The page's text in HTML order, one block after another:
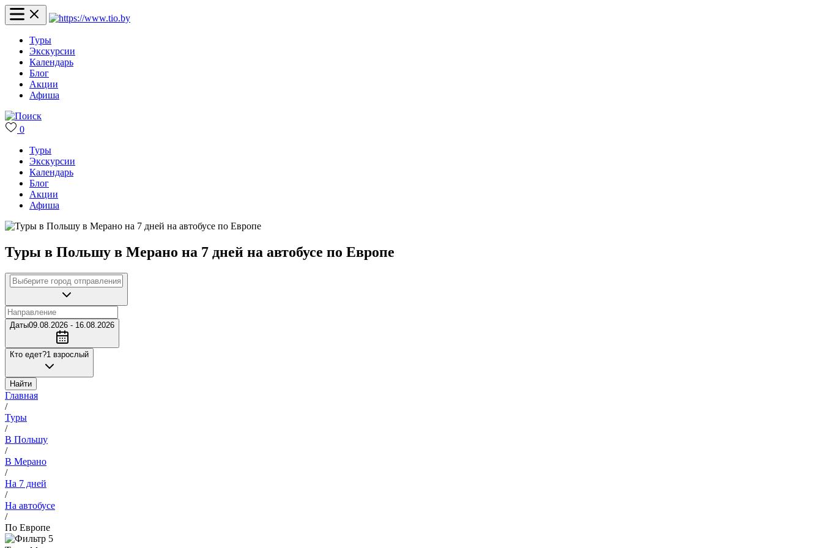
Туры
Экскурсии
Календарь
Блог
Акции
Афиша
0
Туры
Экскурсии
Календарь
Блог
Акции
Афиша
Туры в Польшу в Мерано на 7 дней на автобусе по Европе
Даты09.08.2026 - 16.08.2026
Кто едет?1 взрослый
Найти
Главная
/
Туры
/
В Польшу
/
В Мерано
/
На 7 дней
/
На автобусе
/
По Европе
5